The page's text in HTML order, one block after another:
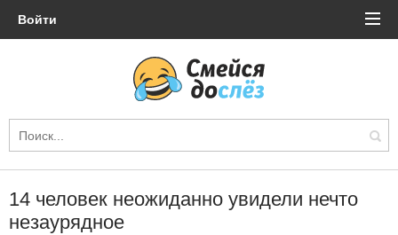
Войти
14 человек неожиданно увидели нечто
незаурядное